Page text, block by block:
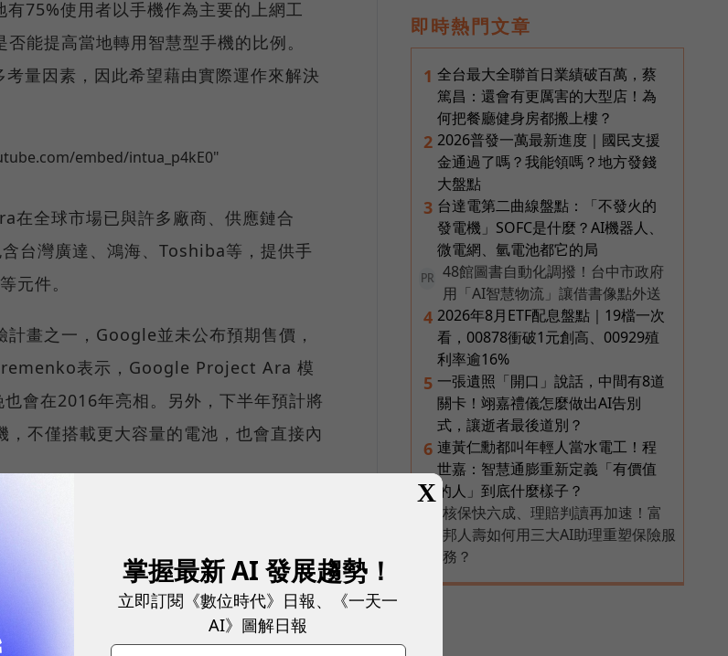
75%使用者以手機作為主要的上網工
能提高當地轉用智慧型手機的比例。
量因素，因此希望藉由實際運作來解決
embed/intua_p4kE0"
全球市場已與許多廠商、供應鏈合
台灣廣達、鴻海、Toshiba等，提供手
元件。
畫之一，Google並未公布預期售價，
表示，Google Project Ara 模
會在2016年亮相。另外，下半年預計將
不僅搭載更大容量的電池，也會直接內
業認證☀️100 MVP等你角逐雙獎榮譽
即時熱門文章
1 全台最大全聯首日業績破百萬，蔡
篤昌：還會有更厲害的大型店！為
何把餐廳健身房都搬上樓？
2 2026普發一萬最新進度｜國民支援
金通過了嗎？我能領嗎？地方發錢
大盤點
3 台達電第二曲線盤點：「不發火的
發電機」SOFC是什麼？AI機器人、
微電網、氫電池都它的局
PR
48館圖書自動化調撥！台中市政府
用「AI智慧物流」讓借書像點外送
4 2026年8月ETF配息盤點｜19檔一次
看，00878衝破1元創高、00929殖
利率逾16%
5 一張遺照「開口」說話，中間有8道
關卡！翊嘉禮儀怎麼做出AI告別
式，讓逝者最後道別？
6 連黃仁勳都叫年輕人當水電工！程
世嘉：智慧通膨重新定義「有價值
的人」到底什麼樣子？
核保快六成、理賠判讀再加速！富
邦人壽如何用三大AI助理重塑保險服
務？
X
掌握最新 AI 發展趨勢！
立即訂閱《數位時代》日報、《一天一
AI》圖解日報